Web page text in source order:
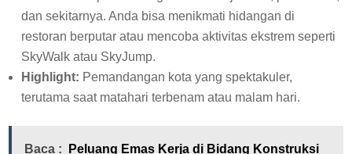
dan sekitarnya. Anda bisa menikmati hidangan di
restoran berputar atau mencoba aktivitas ekstrem seperti
SkyWalk atau SkyJump.
Highlight: Pemandangan kota yang spektakuler,
terutama saat matahari terbenam atau malam hari.
Baca :
Peluang Emas Kerja di Bidang Konstruksi